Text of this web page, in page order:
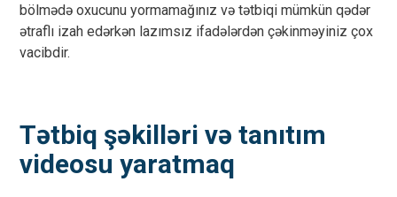
bölmədə oxucunu yormamağınız və tətbiqi mümkün qədər
ətraflı izah edərkən lazımsız ifadələrdən çəkinməyiniz çox
vacibdir.
Tətbiq şəkilləri və tanıtım
videosu yaratmaq